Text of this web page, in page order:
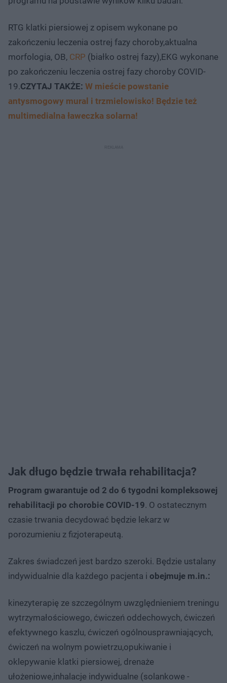
RTG klatki piersiowej z opisem wykonane po
zakończeniu leczenia ostrej fazy choroby,aktualna
morfologia, OB, CRP (białko ostrej fazy),EKG wykonane
po zakończeniu leczenia ostrej fazy choroby COVID-
19.CZYTAJ TAKŻE: W mieście powstanie
antysmogowy mural i trzmielowisko! Będzie też
multimedialna ławeczka solarna!
Jak długo będzie trwała rehabilitacja?
Program gwarantuje od 2 do 6 tygodni kompleksowej
rehabilitacji po chorobie COVID-19. O ostatecznym
czasie trwania decydować będzie lekarz w
porozumieniu z fizjoterapeutą.
Zakres świadczeń jest bardzo szeroki. Będzie ustalany
indywidualnie dla każdego pacjenta i obejmuje m.in.:
kinezyterapię ze szczególnym uwzględnieniem treningu
wytrzymałościowego, ćwiczeń oddechowych, ćwiczeń
efektywnego kaszlu, ćwiczeń ogólnousprawniających,
ćwiczeń na wolnym powietrzu,opukiwanie i
oklepywanie klatki piersiowej, drenaże
ułożeniowe,inhalacje indywidualne (solankowe -